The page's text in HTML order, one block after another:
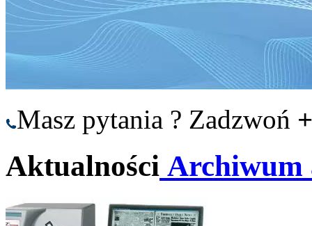
Masz pytania ? Zadzwoń
Aktualności Archiwum